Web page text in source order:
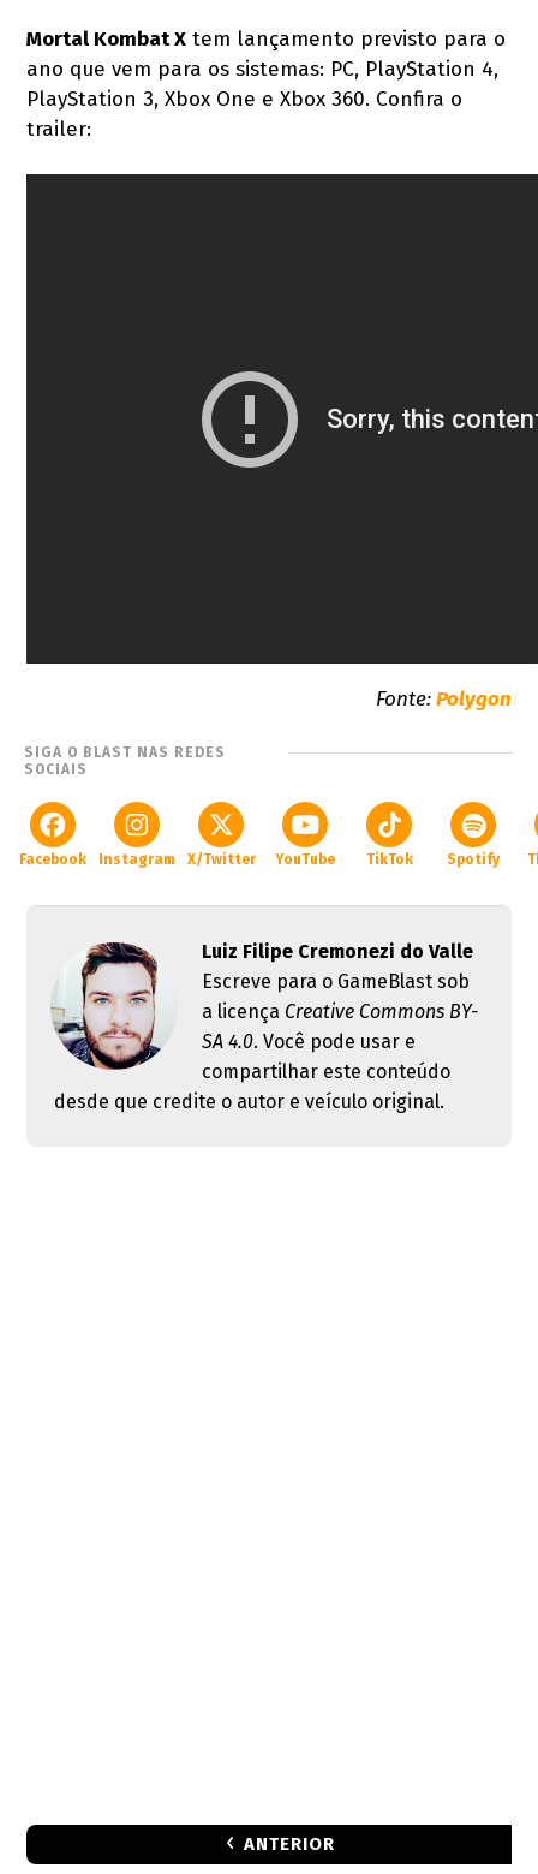
Mortal Kombat X tem lançamento previsto para o
ano que vem para os sistemas: PC, PlayStation 4,
PlayStation 3, Xbox One e Xbox 360. Confira o
trailer:
Fonte:Polygon
SIGA O BLAST NAS REDES
SOCIAIS
Facebook Instagram X/Twitter YouTube TikTok Spotify
Luiz Filipe Cremonezi do Valle
Escreve para o GameBlast sob
a licença Creative Commons BY-
SA 4.0. Você pode usar e
compartilhar este conteúdo
desde que credite o autor e veículo original.
ANTERIOR